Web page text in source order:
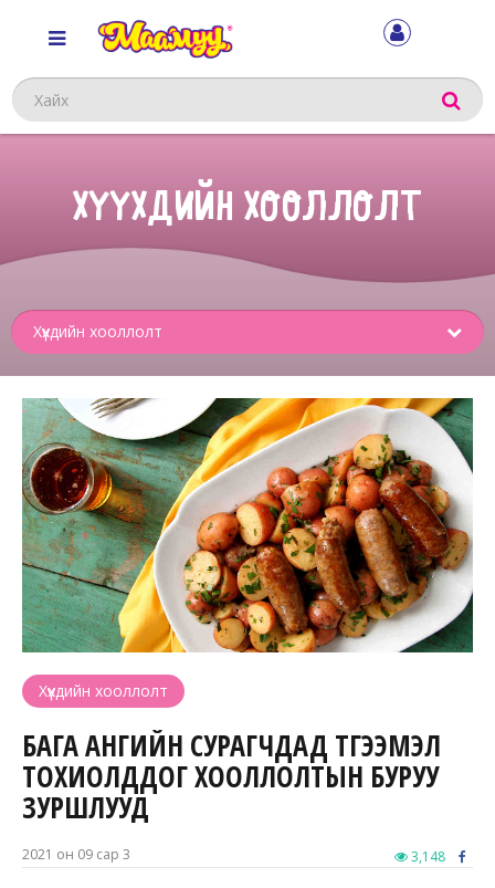
Хайх
ХҮҮХДИЙН ХООЛЛОЛТ
Хүүхдийн хооллолт
БАГА АНГИЙН СУРАГЧДАД ТҮГЭЭМЭЛ
ТОХИОЛДДОГ ХООЛЛОЛТЫН БУРУУ
ЗУРШЛУУД
2021 он 09 сар 3 3,148